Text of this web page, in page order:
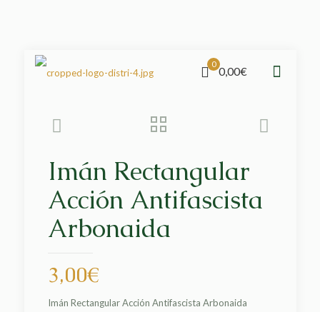
0
0,00€
Imán Rectangular
Acción Antifascista
Arbonaida
3,00€
Imán Rectangular Acción Antifascista Arbonaida